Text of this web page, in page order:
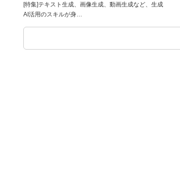
[特集]テキスト生成、画像生成、動画生成など、生成
AI活用のスキルが身…